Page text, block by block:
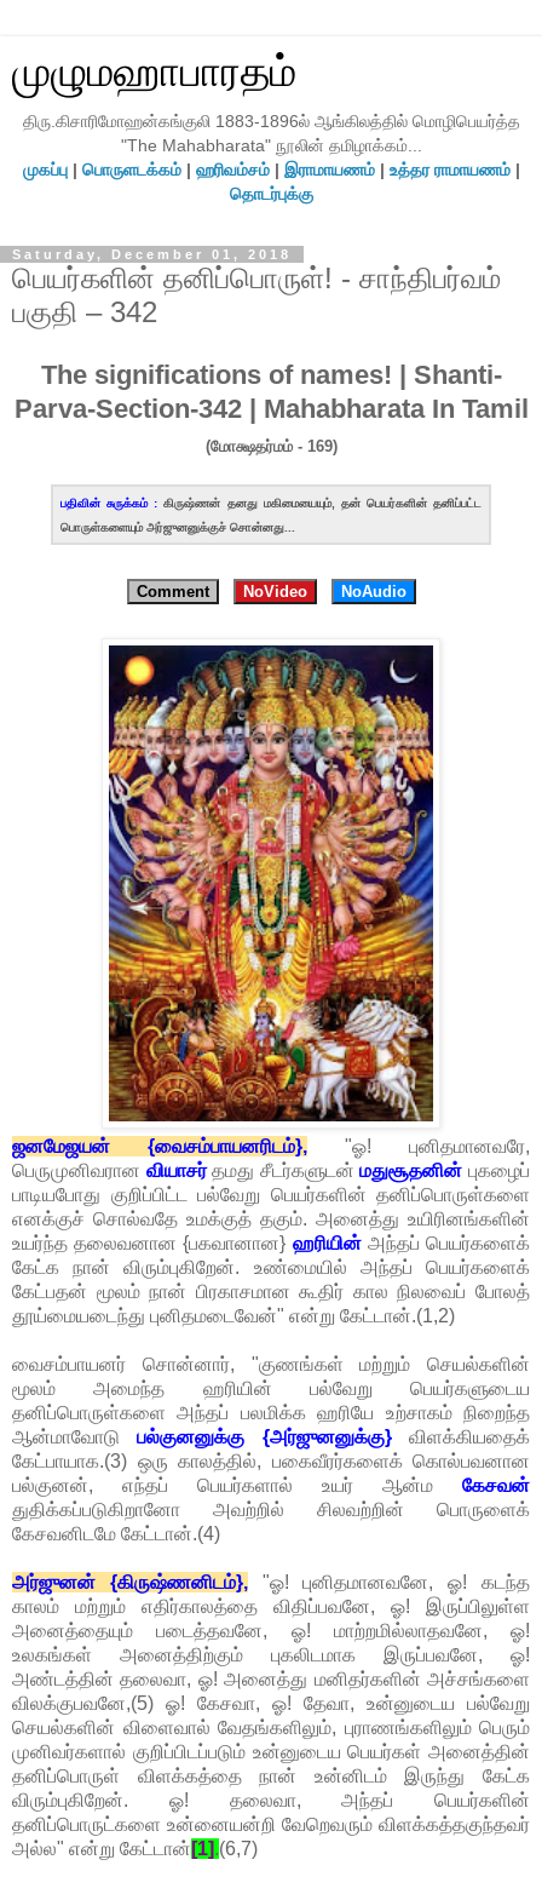
முழுமஹாபாரதம்
திரு.கிசாரிமோஹன்கங்குலி 1883-1896ல் ஆங்கிலத்தில் மொழிபெயர்த்த
"The Mahabharata" நூலின் தமிழாக்கம்...
முகப்பு| பொருளடக்கம்| ஹரிவம்சம்| இராமாயணம்| உத்தர ராமாயணம்|
தொடர்புக்கு
Saturday, December 01, 2018
பெயர்களின் தனிப்பொருள்! - சாந்திபர்வம்
பகுதி – 342
The significations of names! | Shanti-
Parva-Section-342 | Mahabharata In Tamil
(மோக்ஷதர்மம் - 169)
பதிவின் சுருக்கம் : கிருஷ்ணன் தனது மகிமையையும், தன் பெயர்களின் தனிப்பட்ட
பொருள்களையும் அர்ஜுனனுக்குச் சொன்னது...
Comment NoVideo NoAudio
ஜனமேஜயன் {வைசம்பாயனரிடம்}, "ஓ! புனிதமானவரே,
பெருமுனிவரான வியாசர்தமது சீடர்களுடன்மதுசூதனின் புகழைப்
பாடியபோது குறிப்பிட்ட பல்வேறு பெயர்களின் தனிப்பொருள்களை
எனக்குச் சொல்வதே உமக்குத் தகும். அனைத்து உயிரினங்களின்
உயர்ந்த தலைவனான {பகவானான} ஹரியின்அந்தப் பெயர்களைக்
கேட்க நான் விரும்புகிறேன். உண்மையில் அந்தப் பெயர்களைக்
கேட்பதன் மூலம் நான் பிரகாசமான கூதிர் கால நிலவைப் போலத்
தூய்மையடைந்து புனிதமடைவேன்" என்று கேட்டான்.(1,2)
வைசம்பாயனர் சொன்னார், "குணங்கள் மற்றும் செயல்களின்
மூலம் அமைந்த ஹரியின் பல்வேறு பெயர்களுடைய
தனிப்பொருள்களை அந்தப் பலமிக்க ஹரியே உற்சாகம் நிறைந்த
ஆன்மாவோடுபல்குனனுக்கு {அர்ஜுனனுக்கு}விளக்கியதைக்
கேட்பாயாக.(3) ஒரு காலத்தில், பகைவீரர்களைக் கொல்பவனான
பல்குனன், எந்தப் பெயர்களால் உயர் ஆன்ம கேசவன்
துதிக்கப்படுகிறானோ அவற்றில் சிலவற்றின் பொருளைக்
கேசவனிடமே கேட்டான்.(4)
அர்ஜுனன் {கிருஷ்ணனிடம்},"ஓ! புனிதமானவனே, ஓ! கடந்த
காலம் மற்றும் எதிர்காலத்தை விதிப்பவனே, ஓ! இருப்பிலுள்ள
அனைத்தையும் படைத்தவனே, ஓ! மாற்றமில்லாதவனே, ஓ!
உலகங்கள் அனைத்திற்கும் புகலிடமாக இருப்பவனே, ஓ!
அண்டத்தின் தலைவா, ஓ! அனைத்து மனிதர்களின் அச்சங்களை
விலக்குபவனே,(5) ஓ! கேசவா, ஓ! தேவா, உன்னுடைய பல்வேறு
செயல்களின் விளைவால் வேதங்களிலும், புராணங்களிலும் பெரும்
முனிவர்களால் குறிப்பிடப்படும் உன்னுடைய பெயர்கள் அனைத்தின்
தனிப்பொருள் விளக்கத்தை நான் உன்னிடம் இருந்து கேட்க
விரும்புகிறேன். ஓ! தலைவா, அந்தப் பெயர்களின்
தனிப்பொருட்களை உன்னையன்றி வேறெவரும் விளக்கத்தகுந்தவர்
அல்ல" என்று கேட்டான் [1].(6,7)